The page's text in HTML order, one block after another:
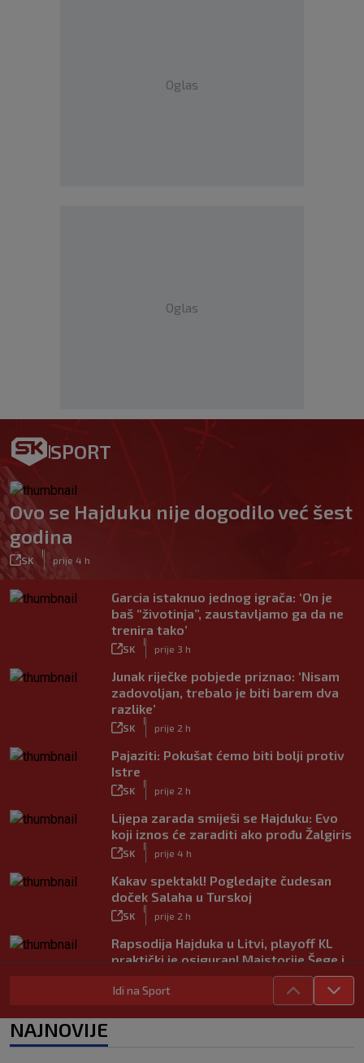
Oglas
Oglas
SPORT
Ovo se Hajduku nije dogodilo već šest
godina
SK prije 4 h
Garcia istaknuo jednog igrača: ‘On je
baš “životinja”, zaustavljamo ga da ne
trenira tako’
SK prije 3 h
Junak riječke pobjede priznao: ‘Nisam
zadovoljan, trebalo je biti barem dva
razlike’
SK prije 2 h
Pajaziti: Pokušat ćemo biti bolji protiv
Istre
SK prije 2 h
Lijepa zarada smiješi se Hajduku: Evo
koji iznos će zaraditi ako prođu Žalgiris
SK prije 4 h
Kakav spektakl! Pogledajte čudesan
doček Salaha u Turskoj
SK prije 2 h
Rapsodija Hajduka u Litvi, playoff KL
praktički je osiguran! Majstorije Šege i
SK
|
prije 8 h
Neočekivani problemi za Dinamo:
Idi na Sport
NAJNOVIJE